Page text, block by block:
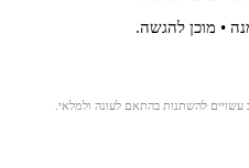
עשויים להשתנות בהתאם לעונה ולמלאי.